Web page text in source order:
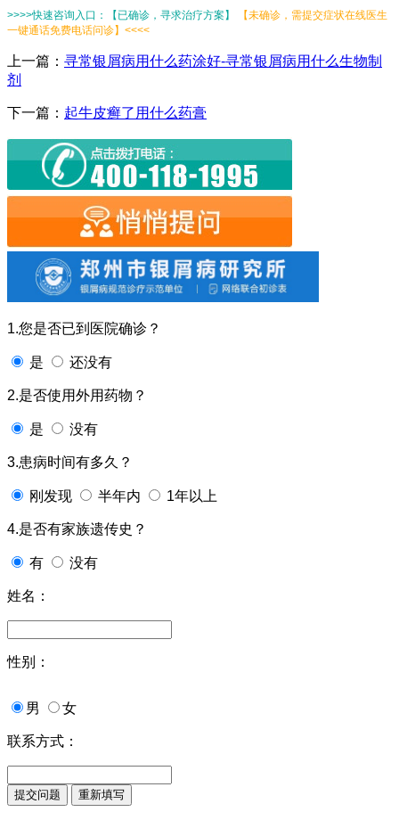
>>>>快速咨询入口：【已确诊，寻求治疗方案】
【未确诊，需提交症状在线医生
一键通话免费电话问诊】<<<<
上一篇： 寻常银屑病用什么药涂好-寻常银屑病用什么生物制
剂
下一篇： 起牛皮癣了用什么药膏
1.您是否已到医院确诊？
是 还没有
2.是否使用外用药物？
是 没有
3.患病时间有多久？
刚发现 半年内 1年以上
4.是否有家族遗传史？
有 没有
姓名：
性别：
男 女
联系方式：